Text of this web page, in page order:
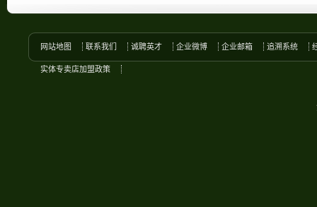
网站地图 联系我们 诚聘英才 企业微博 企业邮箱 追溯系统
实体专卖店加盟政策